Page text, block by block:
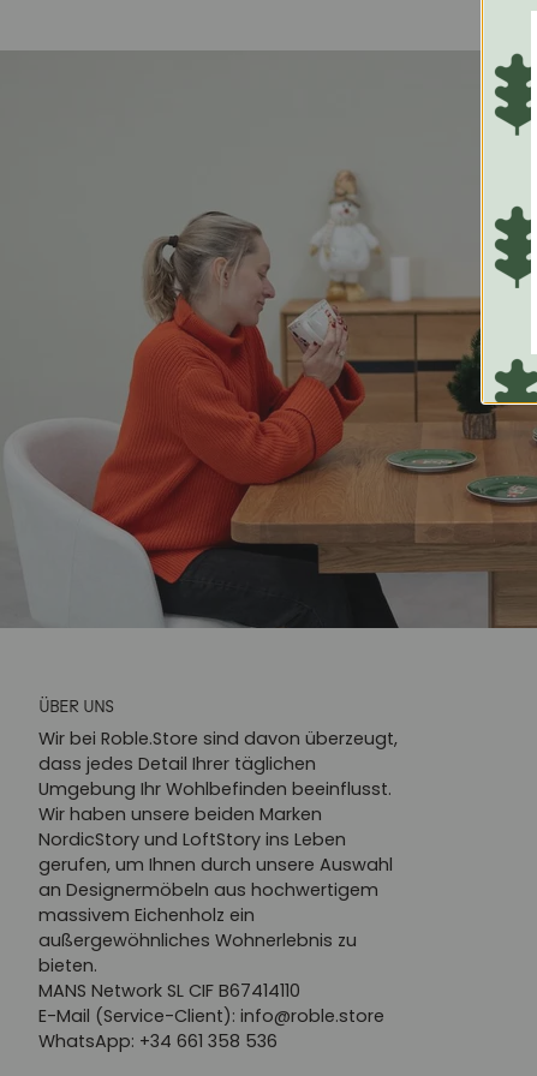
ÜBER UNS
Wir bei Roble.Store sind davon überzeugt,
dass jedes Detail Ihrer täglichen
Umgebung Ihr Wohlbefinden beeinflusst.
Wir haben unsere beiden Marken
NordicStory und LoftStory ins Leben
gerufen, um Ihnen durch unsere Auswahl
an Designermöbeln aus hochwertigem
massivem Eichenholz ein
außergewöhnliches Wohnerlebnis zu
bieten.
MANS Network SL CIF B67414110
E-Mail (Service-Client): info@roble.store
WhatsApp: +34 661 358 536